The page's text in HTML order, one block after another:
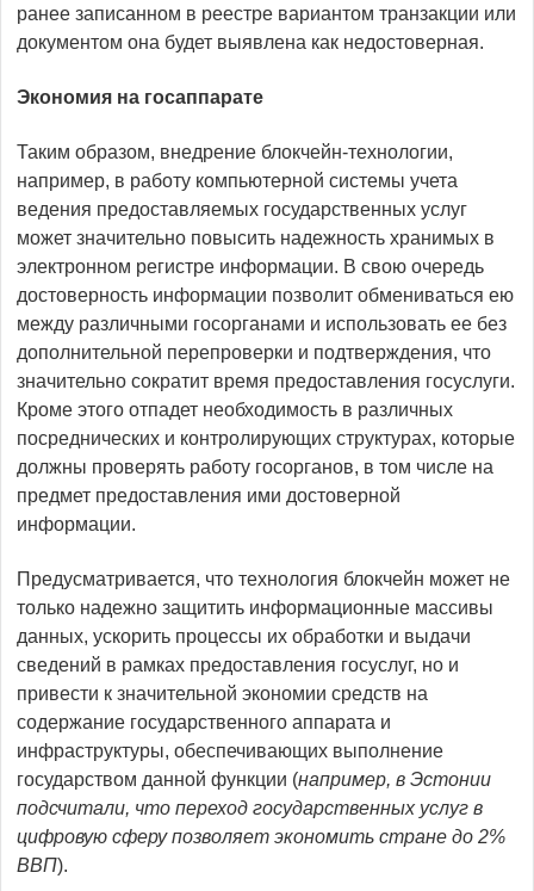
ранее записанном в реестре вариантом транзакции или
документом она будет выявлена как недостоверная.
Экономия на госаппарате
Таким образом, внедрение блокчейн-технологии,
например, в работу компьютерной системы учета
ведения предоставляемых государственных услуг
может значительно повысить надежность хранимых в
электронном регистре информации. В свою очередь
достоверность информации позволит обмениваться ею
между различными госорганами и использовать ее без
дополнительной перепроверки и подтверждения, что
значительно сократит время предоставления госуслуги.
Кроме этого отпадет необходимость в различных
посреднических и контролирующих структурах, которые
должны проверять работу госорганов, в том числе на
предмет предоставления ими достоверной
информации.
Предусматривается, что технология блокчейн может не
только надежно защитить информационные массивы
данных, ускорить процессы их обработки и выдачи
сведений в рамках предоставления госуслуг, но и
привести к значительной экономии средств на
содержание государственного аппарата и
инфраструктуры, обеспечивающих выполнение
государством данной функции (например, в Эстонии
подсчитали, что переход государственных услуг в
цифровую сферу позволяет экономить стране до 2%
ВВП).